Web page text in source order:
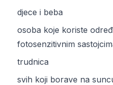
djece i beba
osoba koje koriste
fotosenzitivnim
trudnica
svih koji borave na